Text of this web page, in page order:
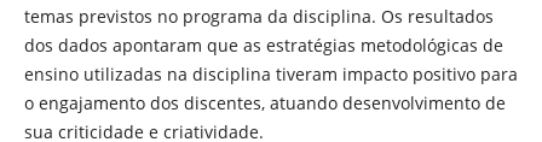
temas previstos no programa da disciplina. Os resultados
dos dados apontaram que as estratégias metodológicas de
ensino utilizadas na disciplina tiveram impacto positivo para
o engajamento dos discentes, atuando desenvolvimento de
sua criticidade e criatividade.